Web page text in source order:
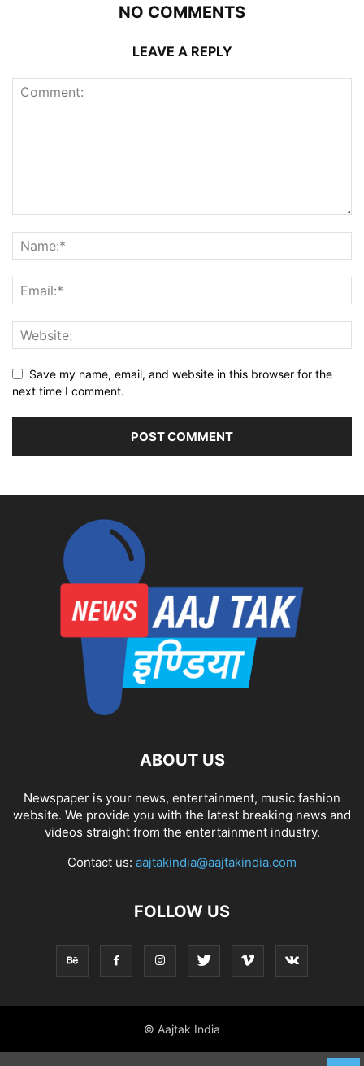
NO COMMENTS
LEAVE A REPLY
Save my name, email, and website in this browser for the
next time I comment.
ABOUT US
Newspaper is your news, entertainment, music fashion
website. We provide you with the latest breaking news and
videos straight from the entertainment industry.
Contact us: aajtakindia@aajtakindia.com
FOLLOW US
© Aajtak India